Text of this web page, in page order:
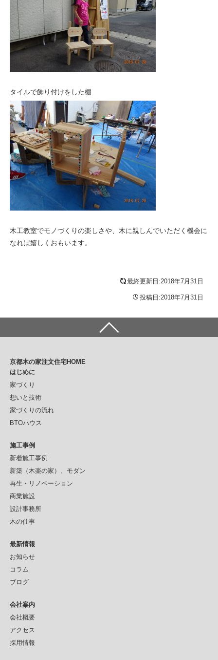
タイルで飾り付けをした棚
木工教室でモノづくりの楽しさや、木に親しんでいただく機会に
なれば嬉しくおもいます。
最終更新日:2018年7月31日
投稿日:2018年7月31日
京都木の家注文住宅HOME
はじめに
家づくり
想いと技術
家づくりの流れ
BTOハウス
施工事例
新着施工事例
新築（木楽の家）、モダン
再生・リノベーション
商業施設
設計事務所
木の仕事
最新情報
お知らせ
コラム
ブログ
会社案内
会社概要
アクセス
採用情報